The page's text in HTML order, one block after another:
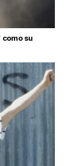
como su